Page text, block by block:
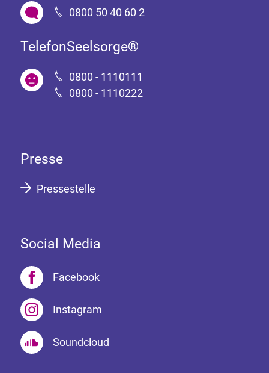
0800 50 40 60 2
TelefonSeelsorge®
0800 - 1110111
0800 - 1110222
Presse
Pressestelle
Social Media
Facebook
Instagram
Soundcloud